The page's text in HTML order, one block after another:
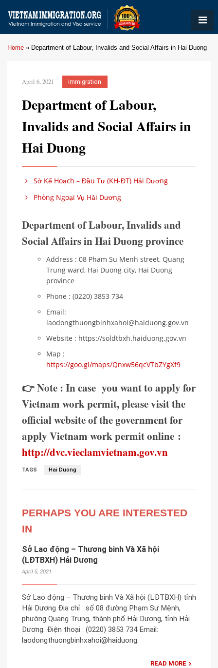
Home » Department of Labour, Invalids and Social Affairs in Hai Duong
April 6, 2021 immigration
Department of Labour,
Invalids and Social Affairs in
Hai Duong
Sở Kế Hoạch – Đầu Tư (KH-ĐT) Hải Dương
Phòng Ngoại Vụ Hải Dương
Department of Labour, Invalids and
Social Affairs in Hai Duong province
Address : 08 Pham Su Menh street, Quang
Trung ward, Hai Duong city, Hai Duong
province
Phone : (0220) 3853 734
Email:
laodongthuongbinhxahoi@haiduong.gov.vn
Website : https://soldtbxh.haiduong.gov.vn
Map :
https://goo.gl/maps/Qnxw56qcVTbZYgXf9
👉 Note : In case you want to apply for
Vietnam work permit, please visit the
official website of the government for
apply Vietnam work permit online :
http://dvc.vieclamvietnam.gov.vn
TAGS Hai Duong
PERHAPS YOU ARE INTERESTED
IN
Sở Lao động – Thương binh Và Xã hội
(LĐTBXH) Hải Dương
April 5, 2021
Sở Lao động – Thương binh Và Xã hội (LĐTBXH) tỉnh
Hải Dương Địa chỉ : số 08 đường Phạm Sư Mệnh,
phường Quang Trung, thành phố Hải Dương, tỉnh Hải
Dương. Điện thoại : (0220) 3853 734 Email:
laodongthuongbinhxahoi@haiduong.
READ MORE